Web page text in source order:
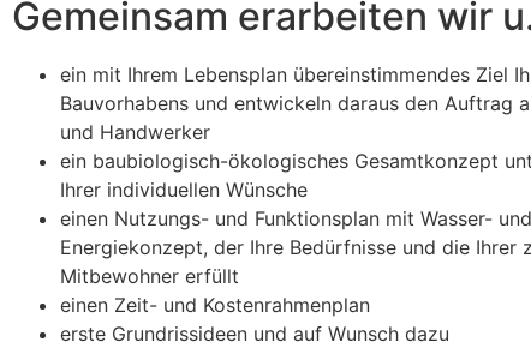
Gemeinsam erarbeiten wir
ein mit Ihrem Lebensplan übereinstimmendes Ziel
Bauvorhabens und entwickeln daraus den Auftrag
und Handwerker
ein baubiologisch-ökologisches Gesamtkonzept
Ihrer individuellen Wünsche
einen Nutzungs- und Funktionsplan mit Wasser- und
Energiekonzept, der Ihre Bedürfnisse und die Ihrer
Mitbewohner erfüllt
einen Zeit- und Kostenrahmenplan
erste Grundrissideen und auf Wunsch dazu